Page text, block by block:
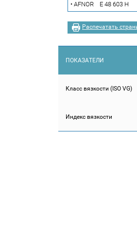
• AFNOR E 48 603 H
Распечатать
ПОКАЗАТЕЛИ
Класс вязкости (ISO VG)
Индекс вязкости